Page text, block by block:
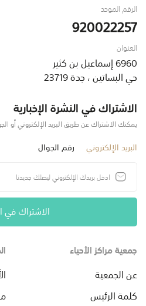
الرقم الموحد
920022257
العنوان
6960 إسماعيل بن كثير
حي البساتين ، جدة 23719
الاشتراك في النشرة الإخبارية
يمكنك الاشتراك عن طريق البريد الإلكتروني أو
البريد الإلكتروني رقم الجوال
الاشتراك في
جمعية مراكز الأحياء
عن الجمعية
كلمة الرئيس